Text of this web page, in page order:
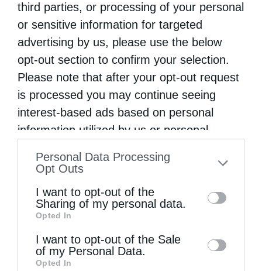
third parties, or processing of your personal
or sensitive information for targeted
advertising by us, please use the below
opt-out section to confirm your selection.
Please note that after your opt-out request
is processed you may continue seeing
interest-based ads based on personal
information utilized by us or personal
to your opt-out. You may separately opt-out
information by third parties on the IAB’s list
of downstream participants. This
information may also be disclosed by us to
third parties on theIAB’s List of
Personal Data Processing
Opt Outs
I want to opt-out of the
Sharing of my personal data.
Opted In
I want to opt-out of the Sale
of my Personal Data.
Opted In
του Ζαχαρίας, ήταν ιερέας. Κάποια ημέρα την
ώρα του θυμιάματος, είδε …